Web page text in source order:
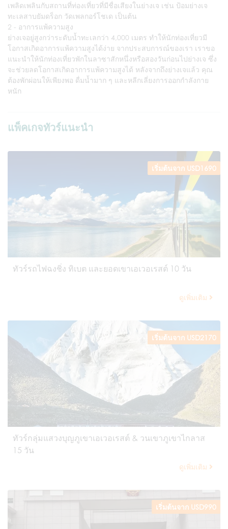
เพลิดเพลินกับสถานที่ท่องเที่ยวที่มีชื่อเสียงในย่างเจ เช่น ป้อมย่างเจ
ทะเลสาบยัมดร็อก วัดเพลกอร์โชเด เป็นต้น
2 - อาการแพ้ความสูง
ย่างเจอยู่สูงกว่าระดับน้ำทะเลกว่า 4,000 เมตร ทำให้นักท่องเที่ยวมี
โอกาสเกิดอาการแพ้ความสูงได้ง่าย จากประสบการณ์ของเรา เราขอ
แนะนำให้นักท่องเที่ยวพักในลาซาสักหนึ่งหรือสองวันก่อนไปย่างเจ ซึ่ง
จะช่วยลดโอกาสเกิดอาการแพ้ความสูงได้ หลังจากถึงย่างเจแล้ว คุณ
ต้องพักผ่อนให้เพียงพอ ดื่มน้ำมาก ๆ และหลีกเลี่ยงการออกกำลังกาย
หนัก
แพ็คเกจทัวร์แนะนำ
เริ่มต้นจาก USD1690
ทัวร์รถไฟฉงชิ่ง ทิเบต และยอดเขาเอเวอเรสต์ 10 วัน
ดูเพิ่มเติม
เริ่มต้นจาก USD2170
ทัวร์กลุ่มแสวงบุญภูเขาเอเวอเรสต์ & วนเขาภูเขาไกลาส
15 วัน
ดูเพิ่มเติม
เริ่มต้นจาก USD990